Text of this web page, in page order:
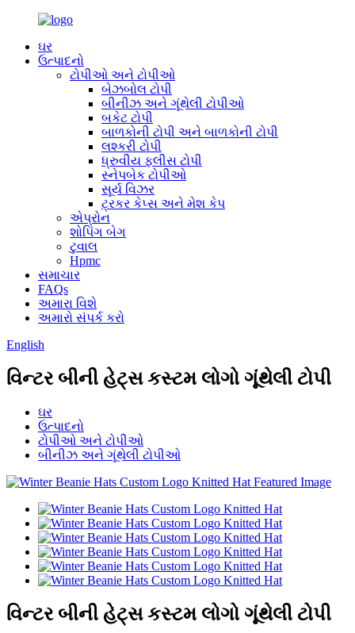
ઘર
ઉત્પાદનો
ટોપીઓ અને ટોપીઓ
બેઝબોલ ટોપી
બીનીઝ અને ગૂંથેલી ટોપીઓ
બકેટ ટોપી
બાળકોની ટોપી અને બાળકોની ટોપી
લશ્કરી ટોપી
ધ્રુવીય ફ્લીસ ટોપી
સ્નેપબેક ટોપીઓ
સૂર્ય વિઝર
ટ્રકર કેપ્સ અને મેશ કેપ
એપ્રોન
શોપિંગ બેગ
ટુવાલ
Hpmc
સમાચાર
FAQs
અમારા વિશે
અમારો સંપર્ક કરો
English
વિન્ટર બીની હેટ્સ કસ્ટમ લોગો ગૂંથેલી ટોપી
ઘર
ઉત્પાદનો
ટોપીઓ અને ટોપીઓ
બીનીઝ અને ગૂંથેલી ટોપીઓ
વિન્ટર બીની હેટ્સ કસ્ટમ લોગો ગૂંથેલી ટોપી